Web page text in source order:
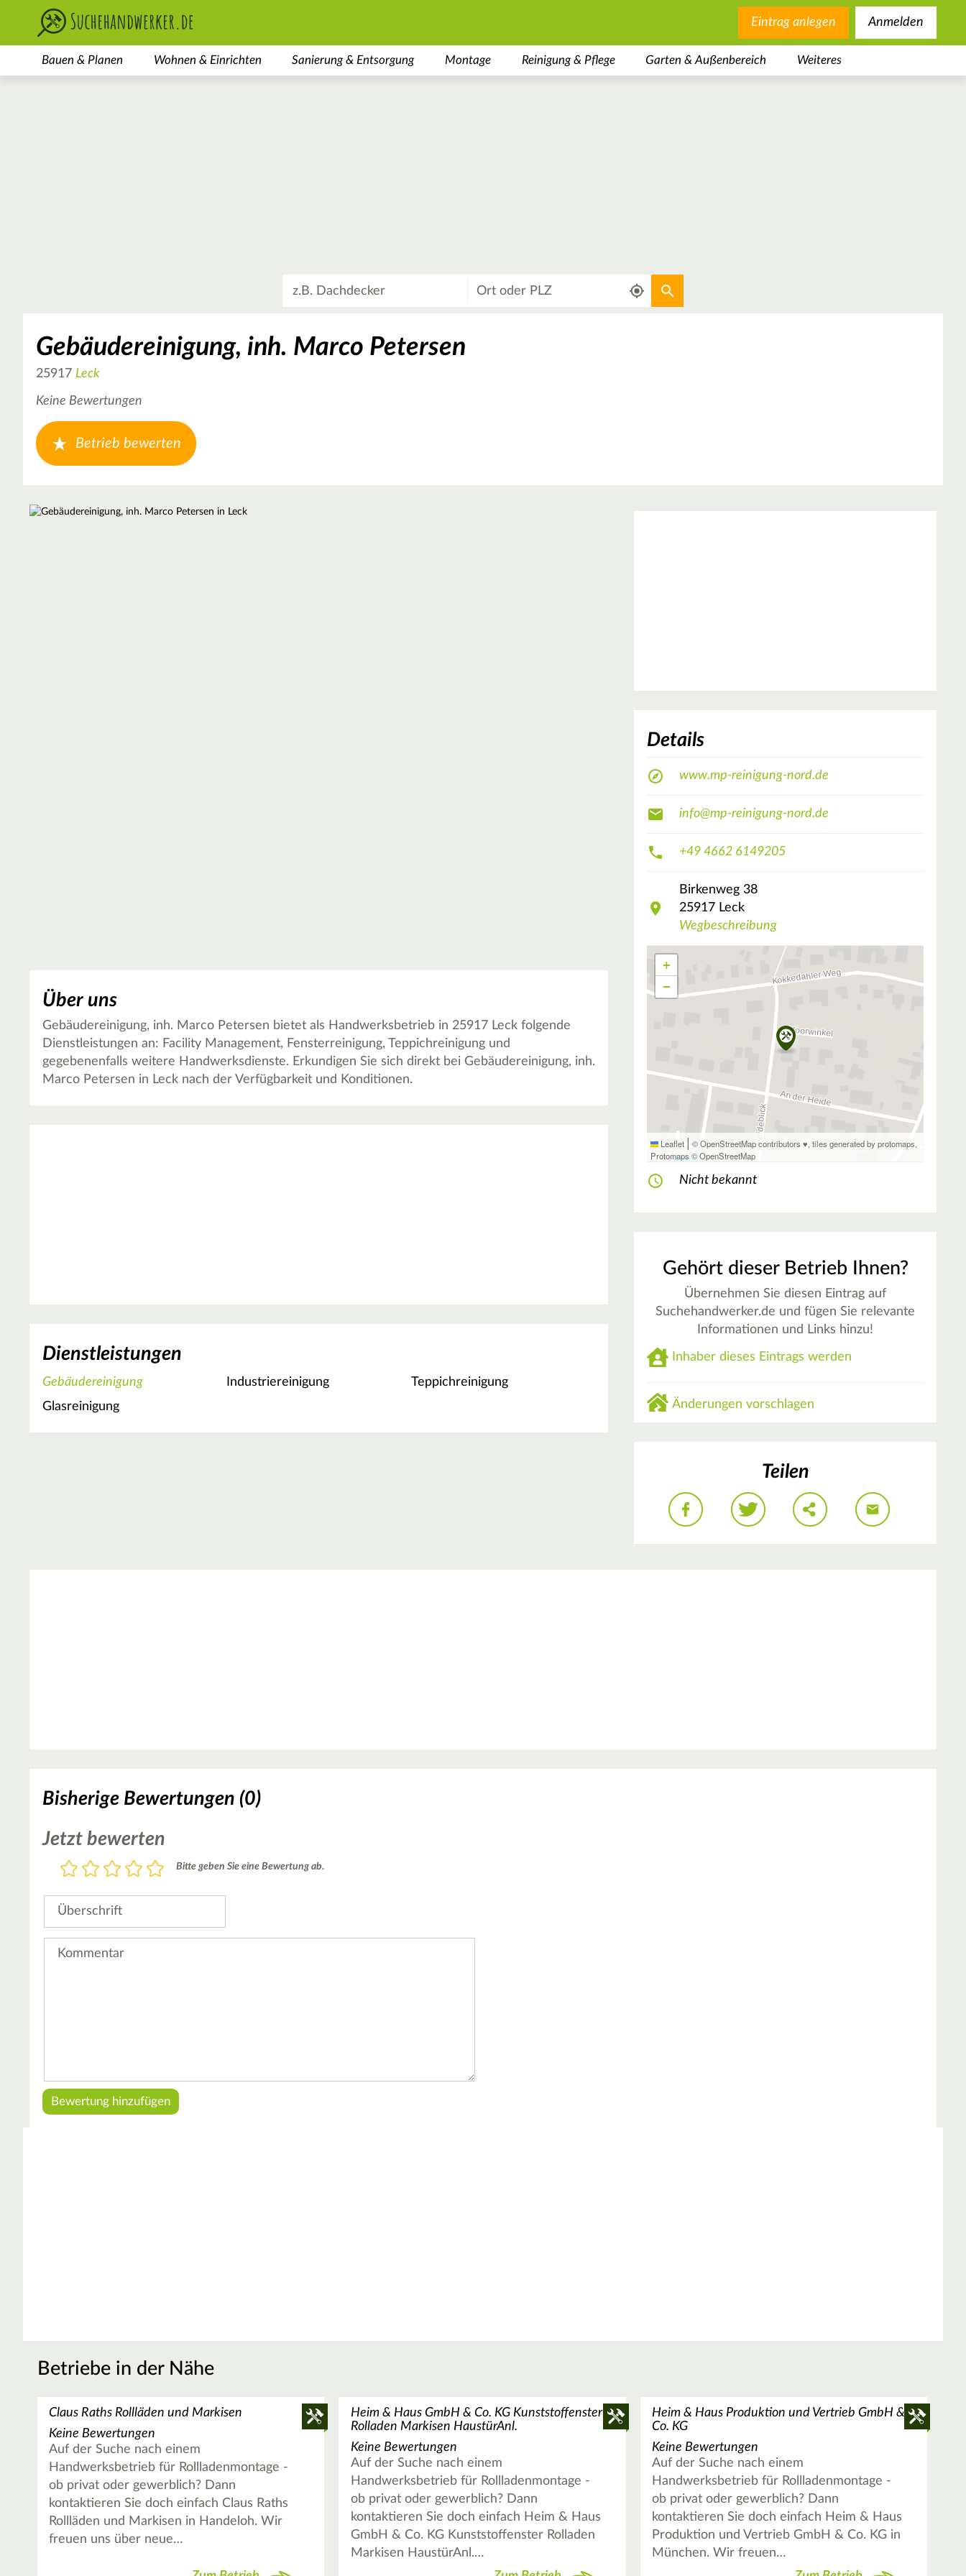
Eintrag anlegen Anmelden
Bauen & Planen Wohnen & Einrichten Sanierung & Entsorgung Montage Reinigung & Pflege Garten & Außenbereich Weiteres
Aktuellen Standort verwenden
Gebäudereinigung, inh. Marco Petersen
25917 Leck
Keine Bewertungen
Betrieb bewerten
Über uns
Gebäudereinigung, inh. Marco Petersen bietet als Handwerksbetrieb in 25917 Leck folgende
Dienstleistungen an: Facility Management, Fensterreinigung, Teppichreinigung und
gegebenenfalls weitere Handwerksdienste. Erkundigen Sie sich direkt bei Gebäudereinigung, inh.
Marco Petersen in Leck nach der Verfügbarkeit und Konditionen.
Dienstleistungen
Gebäudereinigung Industriereinigung
Teppichreinigung
Glasreinigung
Details
www.mp-reinigung-nord.de
info@mp-reinigung-nord.de
+49 4662 6149205
Birkenweg 38
25917 Leck
Wegbeschreibung
+
−
Leaflet | © OpenStreetMap contributors ♥,tiles generated by protomaps
Protomaps©OpenStreetMap
Nicht bekannt
Gehört dieser Betrieb Ihnen?
Übernehmen Sie diesen Eintrag auf
Suchehandwerker.de und fügen Sie relevante
Informationen und Links hinzu!
Inhaber dieses Eintrags werden
Änderungen vorschlagen
Teilen
Bisherige Bewertungen (0)
Jetzt bewerten
Bewertung
5
4
3
2
1
Bitte geben Sie eine Bewertung ab.
Überschrift
Betriebe in der Nähe
Claus Raths Rollläden und Markisen
Keine Bewertungen
Auf der Suche nach einem
Handwerksbetrieb für Rollladenmontage -
ob privat oder gewerblich? Dann
kontaktieren Sie doch einfach Claus Raths
Rollläden und Markisen in Handeloh. Wir
freuen uns über neue…
Heim & Haus GmbH & Co. KG Kunststoffenster
Rolladen Markisen HaustürAnl.
Keine Bewertungen
Auf der Suche nach einem
Handwerksbetrieb für Rollladenmontage -
ob privat oder gewerblich? Dann
kontaktieren Sie doch einfach Heim & Haus
GmbH & Co. KG Kunststoffenster Rolladen
Markisen HaustürAnl.…
Heim & Haus Produktion und Vertrieb GmbH &
Co. KG
Keine Bewertungen
Auf der Suche nach einem
Handwerksbetrieb für Rollladenmontage -
ob privat oder gewerblich? Dann
kontaktieren Sie doch einfach Heim & Haus
Produktion und Vertrieb GmbH & Co. KG in
München. Wir freuen…